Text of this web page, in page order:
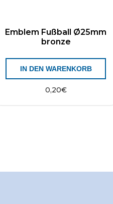
Emblem Fußball Ø25mm
bronze
0,20€
IN DEN WARENKORB